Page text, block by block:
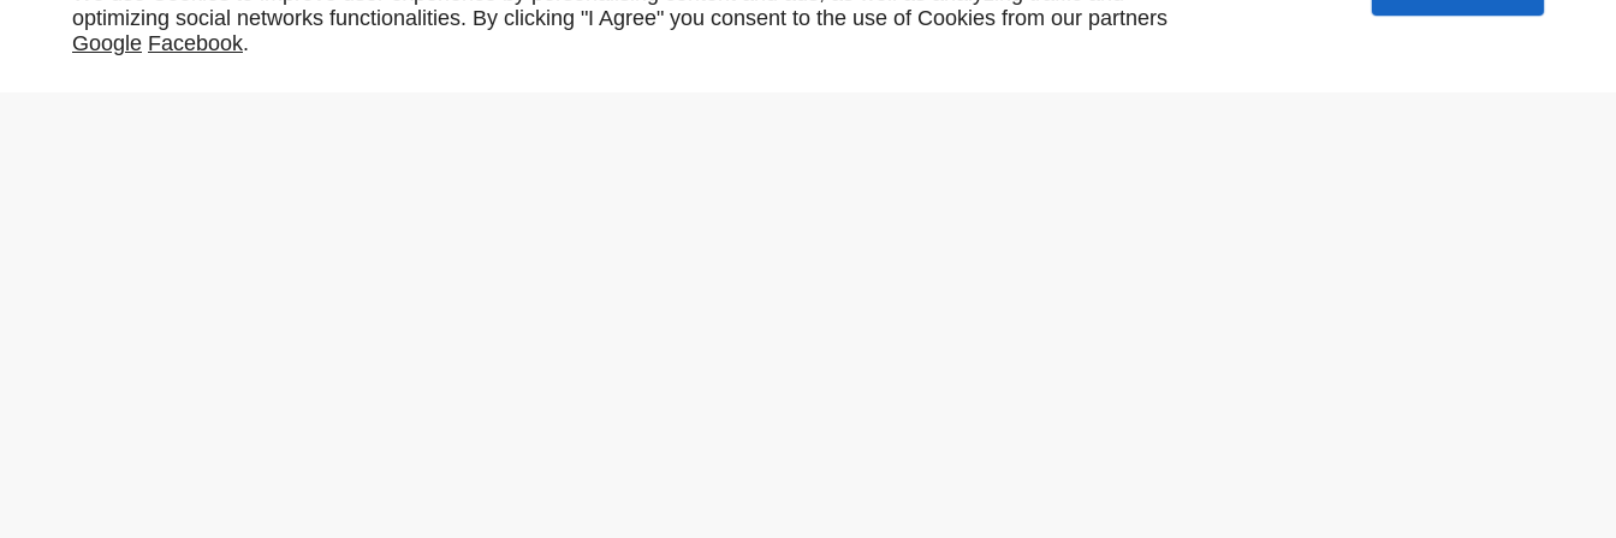
optimizing social networks functionalities. By clicking "I Agree" you consent to the use of Cookies from our partners
Google Facebook.